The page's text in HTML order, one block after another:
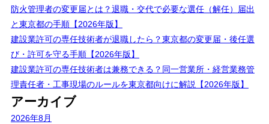
防火管理者の変更届とは？退職・交代で必要な選任（解任）届出
と東京都の手順【2026年版】
建設業許可の専任技術者が退職したら？東京都の変更届・後任選
び・許可を守る手順【2026年版】
建設業許可の専任技術者は兼務できる？同一営業所・経営業務管
理責任者・工事現場のルールを東京都向けに解説【2026年版】
アーカイブ
2026年8月